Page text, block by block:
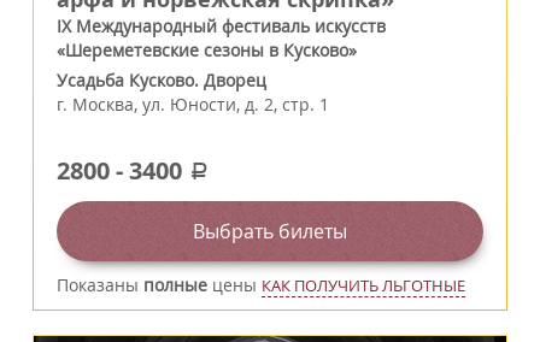
IX Международный фестиваль искусств
«Шереметевские сезоны в Кусково»
Усадьба Кусково. Дворец
г. Москва, ул. Юности, д. 2, стр. 1
2800-3400 a
Выбрать билеты
Показаны полные цены КАК ПОЛУЧИТЬ ЛЬГОТНЫЕ